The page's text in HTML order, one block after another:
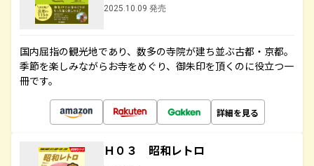
2025.10.09 発売
国内屈指の観光地であり、数多の寺院が建ち並ぶ古都・京都。
季節を楽しみながらお寺をめぐり、御朱印を頂くのに役立つ一
冊です。
詳細を見る
Ｈ０３ 昭和レトロ